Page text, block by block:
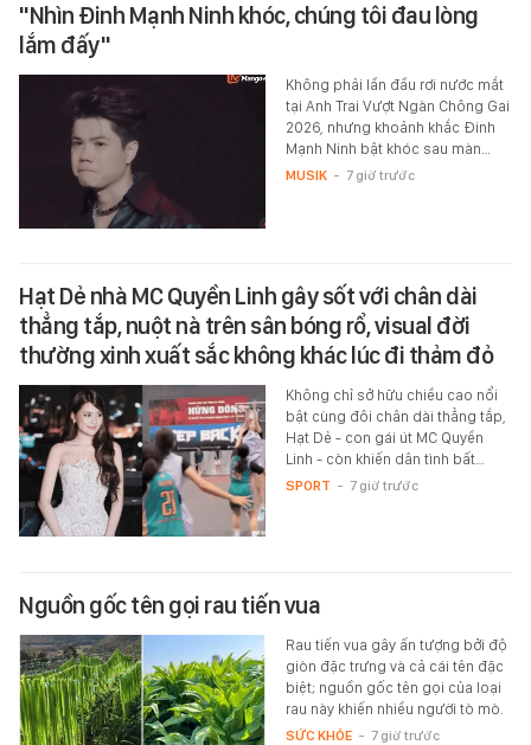
"Nhìn Đinh Mạnh Ninh khóc, chúng tôi đau lòng
lắm đấy"
Không phải lần đầu rơi nước mắt
tại Anh Trai Vượt Ngàn Chông Gai
2026, nhưng khoảnh khắc Đinh
Mạnh Ninh bật khóc sau màn…
MUSIK - 7 giờ trước
Hạt Dẻ nhà MC Quyền Linh gây sốt với chân dài
thẳng tắp, nuột nà trên sân bóng rổ, visual đời
thường xinh xuất sắc không khác lúc đi thảm đỏ
Không chỉ sở hữu chiều cao nổi
bật cùng đôi chân dài thẳng tắp,
Hạt Dẻ - con gái út MC Quyền
Linh - còn khiến dân tình bất…
SPORT - 7 giờ trước
Nguồn gốc tên gọi rau tiến vua
Rau tiến vua gây ấn tượng bởi độ
giòn đặc trưng và cả cái tên đặc
biệt; nguồn gốc tên gọi của loại
rau này khiến nhiều người tò mò.
SỨC KHỎE - 7 giờ trước